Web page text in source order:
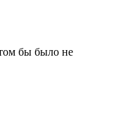
бы было не